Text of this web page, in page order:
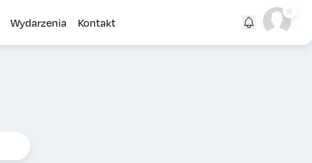
Wydarzenia Kontakt